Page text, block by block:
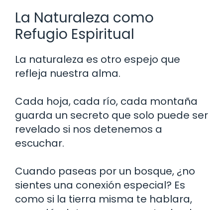
La Naturaleza como
Refugio Espiritual
La naturaleza es otro espejo que
refleja nuestra alma.
Cada hoja, cada río, cada montaña
guarda un secreto que solo puede ser
revelado si nos detenemos a
escuchar.
Cuando paseas por un bosque, ¿no
sientes una conexión especial? Es
como si la tierra misma te hablara,